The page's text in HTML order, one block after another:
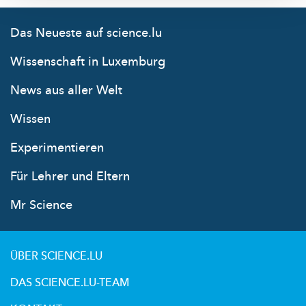
Das Neueste auf science.lu
Wissenschaft in Luxemburg
News aus aller Welt
Wissen
Experimentieren
Für Lehrer und Eltern
Mr Science
ÜBER SCIENCE.LU
DAS SCIENCE.LU-TEAM